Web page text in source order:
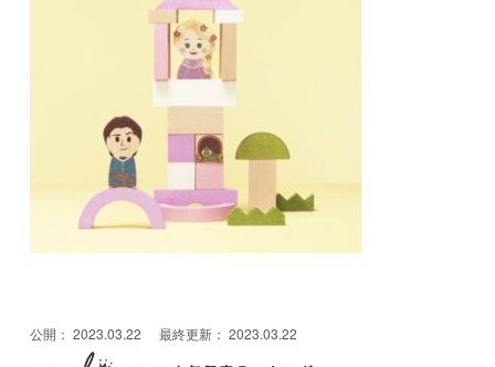
公開： 2023.03.22 最終更新： 2023.03.22